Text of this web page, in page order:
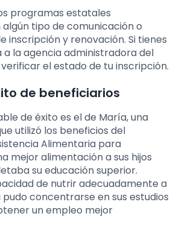
programas estatales
tipo de comunicación o
inscripción y renovación. Si tienes
la agencia administradora del
el estado de tu inscripción.
de beneficiarios
de éxito es el de María, una
utilizó los beneficios del
Alimentaria para
mejor alimentación a sus hijos
su educación superior.
de nutrir adecuadamente a
pudo concentrarse en sus estudios
un empleo mejor